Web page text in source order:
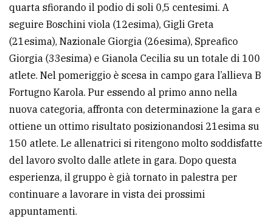
quarta sfiorando il podio di soli 0,5 centesimi. A
seguire Boschini viola (12esima), Gigli Greta
(21esima), Nazionale Giorgia (26esima), Spreafico
Giorgia (33esima) e Gianola Cecilia su un totale di 100
atlete. Nel pomeriggio è scesa in campo gara l’allieva B
Fortugno Karola. Pur essendo al primo anno nella
nuova categoria, affronta con determinazione la gara e
ottiene un ottimo risultato posizionandosi 21esima su
150 atlete. Le allenatrici si ritengono molto soddisfatte
del lavoro svolto dalle atlete in gara. Dopo questa
esperienza, il gruppo è già tornato in palestra per
continuare a lavorare in vista dei prossimi
appuntamenti.